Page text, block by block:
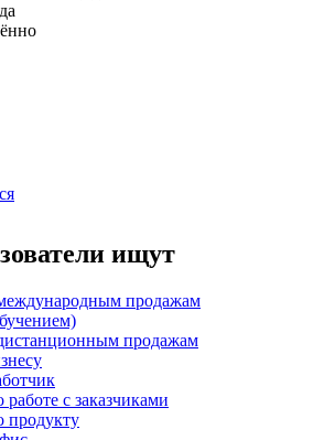
ищут
продажам
продажам
с заказчиками
продукту